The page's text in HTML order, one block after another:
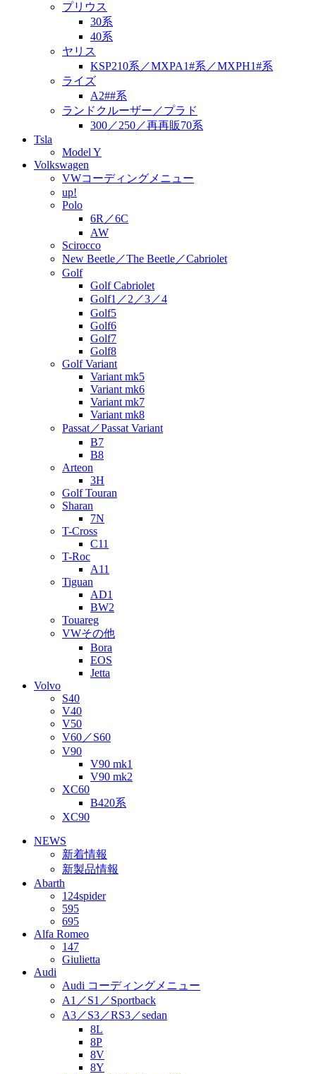
プリウス
30系
40系
ヤリス
KSP210系／MXPA1#系／MXPH1#系
ライズ
A2##系
ランドクルーザー／プラド
300／250／再再販70系
Tsla
Model Y
Volkswagen
VWコーディングメニュー
up!
Polo
6R／6C
AW
Scirocco
New Beetle／The Beetle／Cabriolet
Golf
Golf Cabriolet
Golf1／2／3／4
Golf5
Golf6
Golf7
Golf8
Golf Variant
Variant mk5
Variant mk6
Variant mk7
Variant mk8
Passat／Passat Variant
B7
B8
Arteon
3H
Golf Touran
Sharan
7N
T-Cross
C11
T-Roc
A11
Tiguan
AD1
BW2
Touareg
VWその他
Bora
EOS
Jetta
Volvo
S40
V40
V50
V60／S60
V90
V90 mk1
V90 mk2
XC60
B420系
XC90
NEWS
新着情報
新製品情報
Abarth
124spider
595
695
Alfa Romeo
147
Giulietta
Audi
Audi コーディングメニュー
A1／S1／Sportback
A3／S3／RS3／sedan
8L
8P
8V
8Y